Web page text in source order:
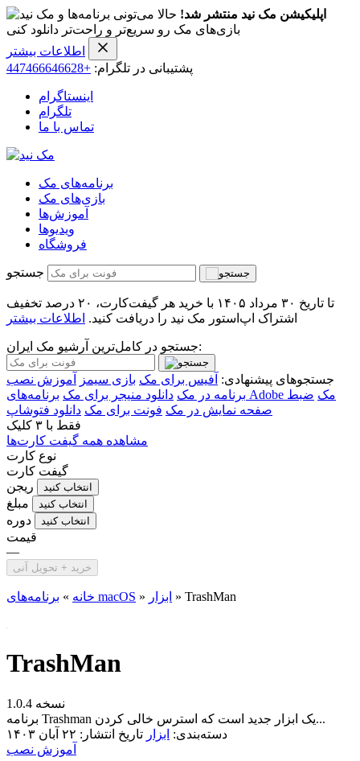
اپلیکیشن مک نید منتشر شد! حالا می‌تونی برنامه‌ها و
بازی‌های مک رو سریع‌تر و راحت‌تر دانلود کنی
اطلاعات بیشتر
پشتیبانی در تلگرام: +447466646628
اینستاگرام
تلگرام
تماس با ما
برنامه‌های مک
بازی‌های مک
آموزش‌ها
ویدیو‌ها
فروشگاه
جستجو
تا تاریخ ۳۰ مرداد ۱۴۰۵ با خرید هر گیفت‌کارت، ۲۰ درصد تخفیف
اشتراک اپ‌استور مک نید را دریافت کنید. اطلاعات بیشتر
جستجو در کامل‌ترین آرشیو مک ایران:
جستجوهای پیشنهادی: آفیس برای مک بازی سیمز
آموزش نصب
برنامه در مک دانلود منیجر برای مک برنامه‌های Adobe مک ضبط
صفحه نمایش در مک فونت برای مک دانلود فتوشاپ
فقط با ۳ کلیک
مشاهده همه گیفت کارت‌ها
نوع کارت
گیفت کارت
ریجن
انتخاب کنید
مبلغ انتخاب کنید
دوره انتخاب کنید
قیمت
—
خرید + تحویل آنی
خانه » برنامه‌های macOS » ابزار » TrashMan
TrashMan
نسخه 1.0.4
برنامه Trashman یک ابزار جدید است که استرس خالی کردن...
دسته‌بندی: ابزار تاریخ انتشار: ۲۲ آبان ۱۴۰۳
آموزش نصب